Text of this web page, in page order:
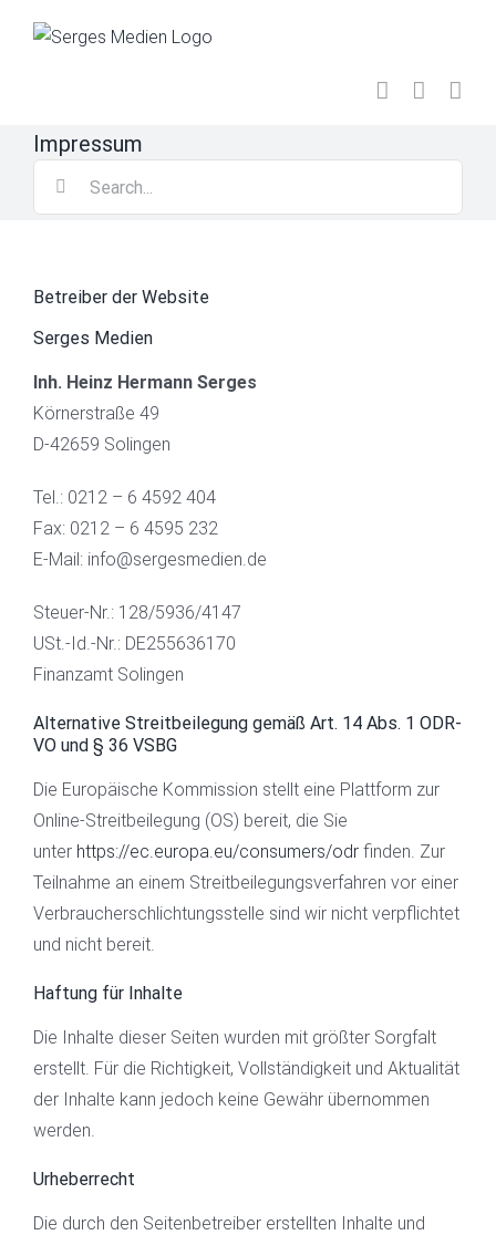
Impressum
for:
Betreiber der Website
Serges Medien
Inh. Heinz Hermann Serges
Körnerstraße 49
D-42659 Solingen
Tel.: 0212 – 6 4592 404
Fax: 0212 – 6 4595 232
E-Mail: info@sergesmedien.de
Steuer-Nr.: 128/5936/4147
USt.-Id.-Nr.: DE255636170
Finanzamt Solingen
Alternative Streitbeilegung gemäß Art. 14 Abs. 1 ODR-
VO und § 36 VSBG
Die Europäische Kommission stellt eine Plattform zur
Online-Streitbeilegung (OS) bereit, die Sie
unter https://ec.europa.eu/consumers/odr finden. Zur
Teilnahme an einem Streitbeilegungsverfahren vor einer
Verbraucherschlichtungsstelle sind wir nicht verpflichtet
und nicht bereit.
Haftung für Inhalte
Die Inhalte dieser Seiten wurden mit größter Sorgfalt
erstellt. Für die Richtigkeit, Vollständigkeit und Aktualität
der Inhalte kann jedoch keine Gewähr übernommen
werden.
Urheberrecht
Die durch den Seitenbetreiber erstellten Inhalte und